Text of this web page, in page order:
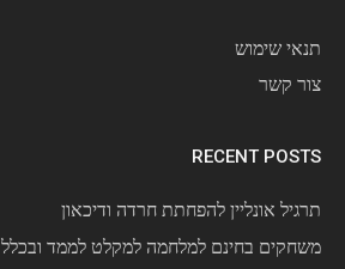
תנאי שימוש
צור קשר
RECENT POSTS
תרגיל אונליין להפחתת חרדה ודיכאון
משחקים בחינם למלחמה למקלט לממד ובכלל